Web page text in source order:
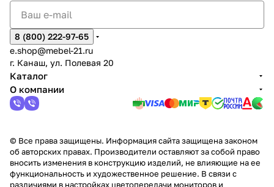
8 (800) 222-97-65
e.shop@mebel-21.ru
г. Канаш, ул. Полевая 20
Каталог
О компании
© Все права защищены. Информация сайта защищена законом
об авторских правах. Производители оставляют за собой право
вносить изменения в конструкцию изделий, не влияющие на ее
функциональность и художественное решение. В связи с
различиями в настройках цветопередачи мониторов и